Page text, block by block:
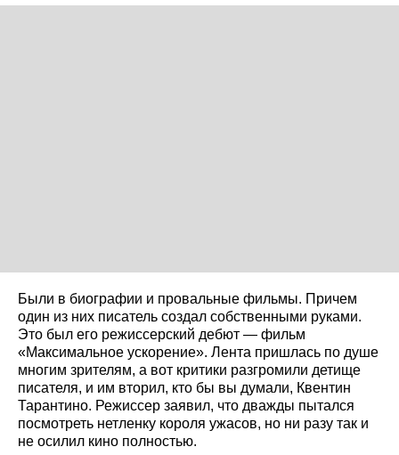
Были в биографии и провальные фильмы. Причем
один из них писатель создал собственными руками.
Это был его режиссерский дебют — фильм
«Максимальное ускорение». Лента пришлась по душе
многим зрителям, а вот критики разгромили детище
писателя, и им вторил, кто бы вы думали, Квентин
Тарантино. Режиссер заявил, что дважды пытался
посмотреть нетленку короля ужасов, но ни разу так и
не осилил кино полностью.